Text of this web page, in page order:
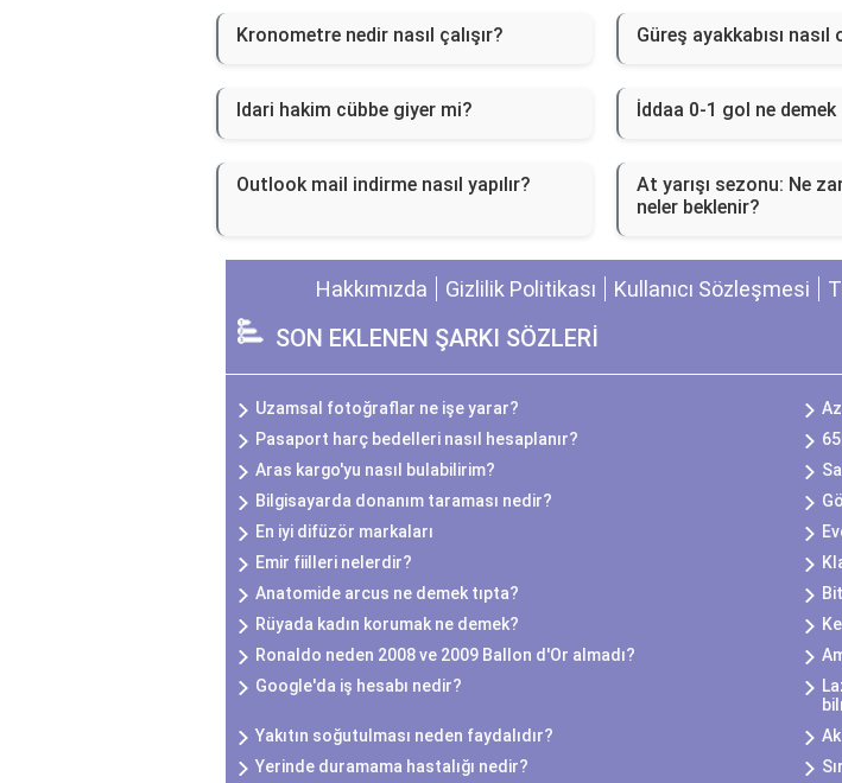
Kronometre nedir nasıl çalışır? Güreş ayakkabısı nasıl
Idari hakim cübbe giyer mi? İddaa 0-1 gol ne demek
Outlook mail indirme nasıl yapılır?
At yarışı sezonu: Ne
neler beklenir?
Hakkımızda Gizlilik Politikası Kullanıcı Sözleşmesi
SON EKLENEN ŞARKI SÖZLERİ
Uzamsal fotoğraflar ne işe yarar?
Pasaport harç bedelleri nasıl hesaplanır?
Aras kargo'yu nasıl bulabilirim?
Bilgisayarda donanım taraması nedir?
En iyi difüzör markaları
Emir fiilleri nelerdir?
Anatomide arcus ne demek tıpta?
Rüyada kadın korumak ne demek?
Ronaldo neden 2008 ve 2009 Ballon d'Or almadı?
Google'da iş hesabı nedir?
Yakıtın soğutulması neden faydalıdır?
Yerinde duramama hastalığı nedir?